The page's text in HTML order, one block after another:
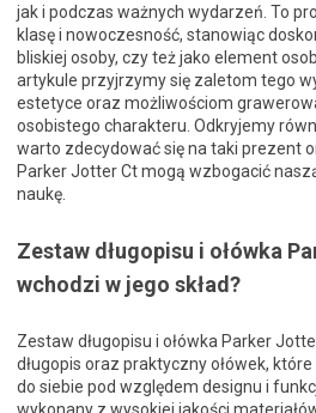
jak i podczas ważnych wydarzeń. To
klasę i nowoczesność, stanowiąc
bliskiej osoby, czy też jako element
artykule przyjrzymy się zaletom tego
estetyce oraz możliwościom
osobistego charakteru. Odkryjemy
warto zdecydować się na taki prezent
Parker Jotter Ct mogą wzbogacić
naukę.
Zestaw długopisu i ołówka
wchodzi w jego skład?
Zestaw długopisu i ołówka Parker
długopis oraz praktyczny ołówek,
do siebie pod względem designu i